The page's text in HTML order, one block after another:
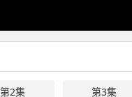
第2集 第3集